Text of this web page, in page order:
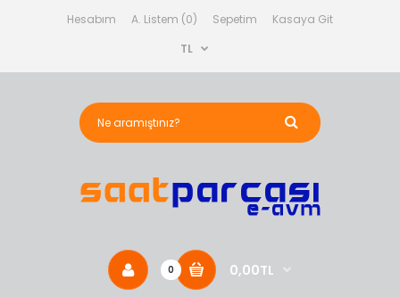
Hesabım A. Listem (0) Sepetim
Kasaya Git
TL
0 0,00TL